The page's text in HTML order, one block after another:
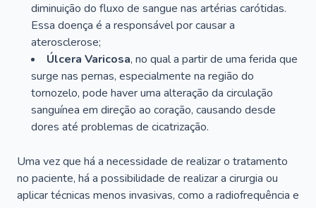
diminuição do fluxo de sangue nas artérias carótidas.
Essa doença é a responsável por causar a
aterosclerose;
Úlcera Varicosa, no qual a partir de uma ferida que
surge nas pernas, especialmente na região do
tornozelo, pode haver uma alteração da circulação
sanguínea em direção ao coração, causando desde
dores até problemas de cicatrização.
Uma vez que há a necessidade de realizar o tratamento
no paciente, há a possibilidade de realizar a cirurgia ou
aplicar técnicas menos invasivas, como a radiofrequência e